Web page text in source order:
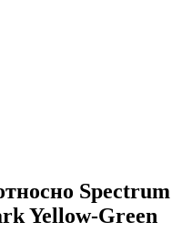
Spectrum
Yellow-Green